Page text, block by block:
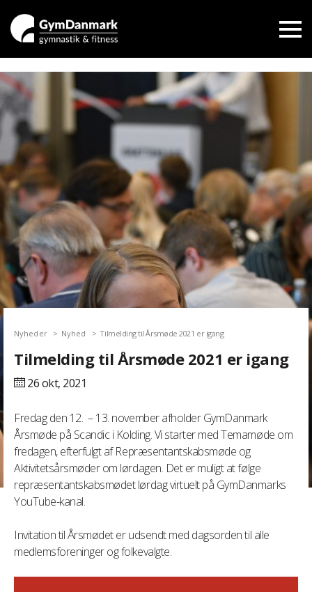
Nyheder Nyhed Tilmelding til Årsmøde 2021 er igang
Tilmelding til Årsmøde 2021 er igang
26 okt, 2021
Fredag den 12. – 13. november afholder GymDanmark
Årsmøde på Scandic i Kolding. Vi starter med Temamøde om
fredagen, efterfulgt af Repræsentantskabsmøde og
Aktivitetsårsmøder om lørdagen. Det er muligt at følge
repræsentantskabsmødet lørdag virtuelt på GymDanmarks
YouTube-kanal.
Invitation til Årsmødet er udsendt med dagsorden til alle
medlemsforeninger og folkevalgte.